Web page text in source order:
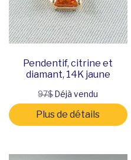
Pendentif, citrine et
diamant, 14K jaune
97$Déjà vendu
Plus de détails